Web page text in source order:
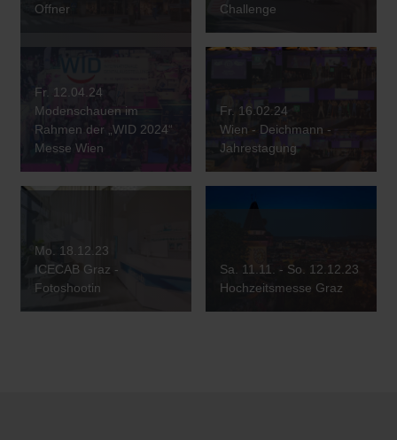
Offner
Challenge
Fr. 12.04.24
Modenschauen im
Rahmen der „WID 2024“
Messe Wien
Fr. 16.02.24
Wien - Deichmann -
Jahrestagung
Mo. 18.12.23
ICECAB Graz -
Fotoshootin
Sa. 11.11. - So. 12.12.23
Hochzeitsmesse Graz